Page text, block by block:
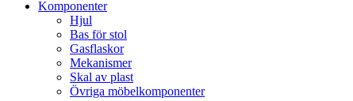
Komponenter
Hjul
Bas för stol
Gasflaskor
Mekanismer
Skal av plast
Övriga möbelkomponenter